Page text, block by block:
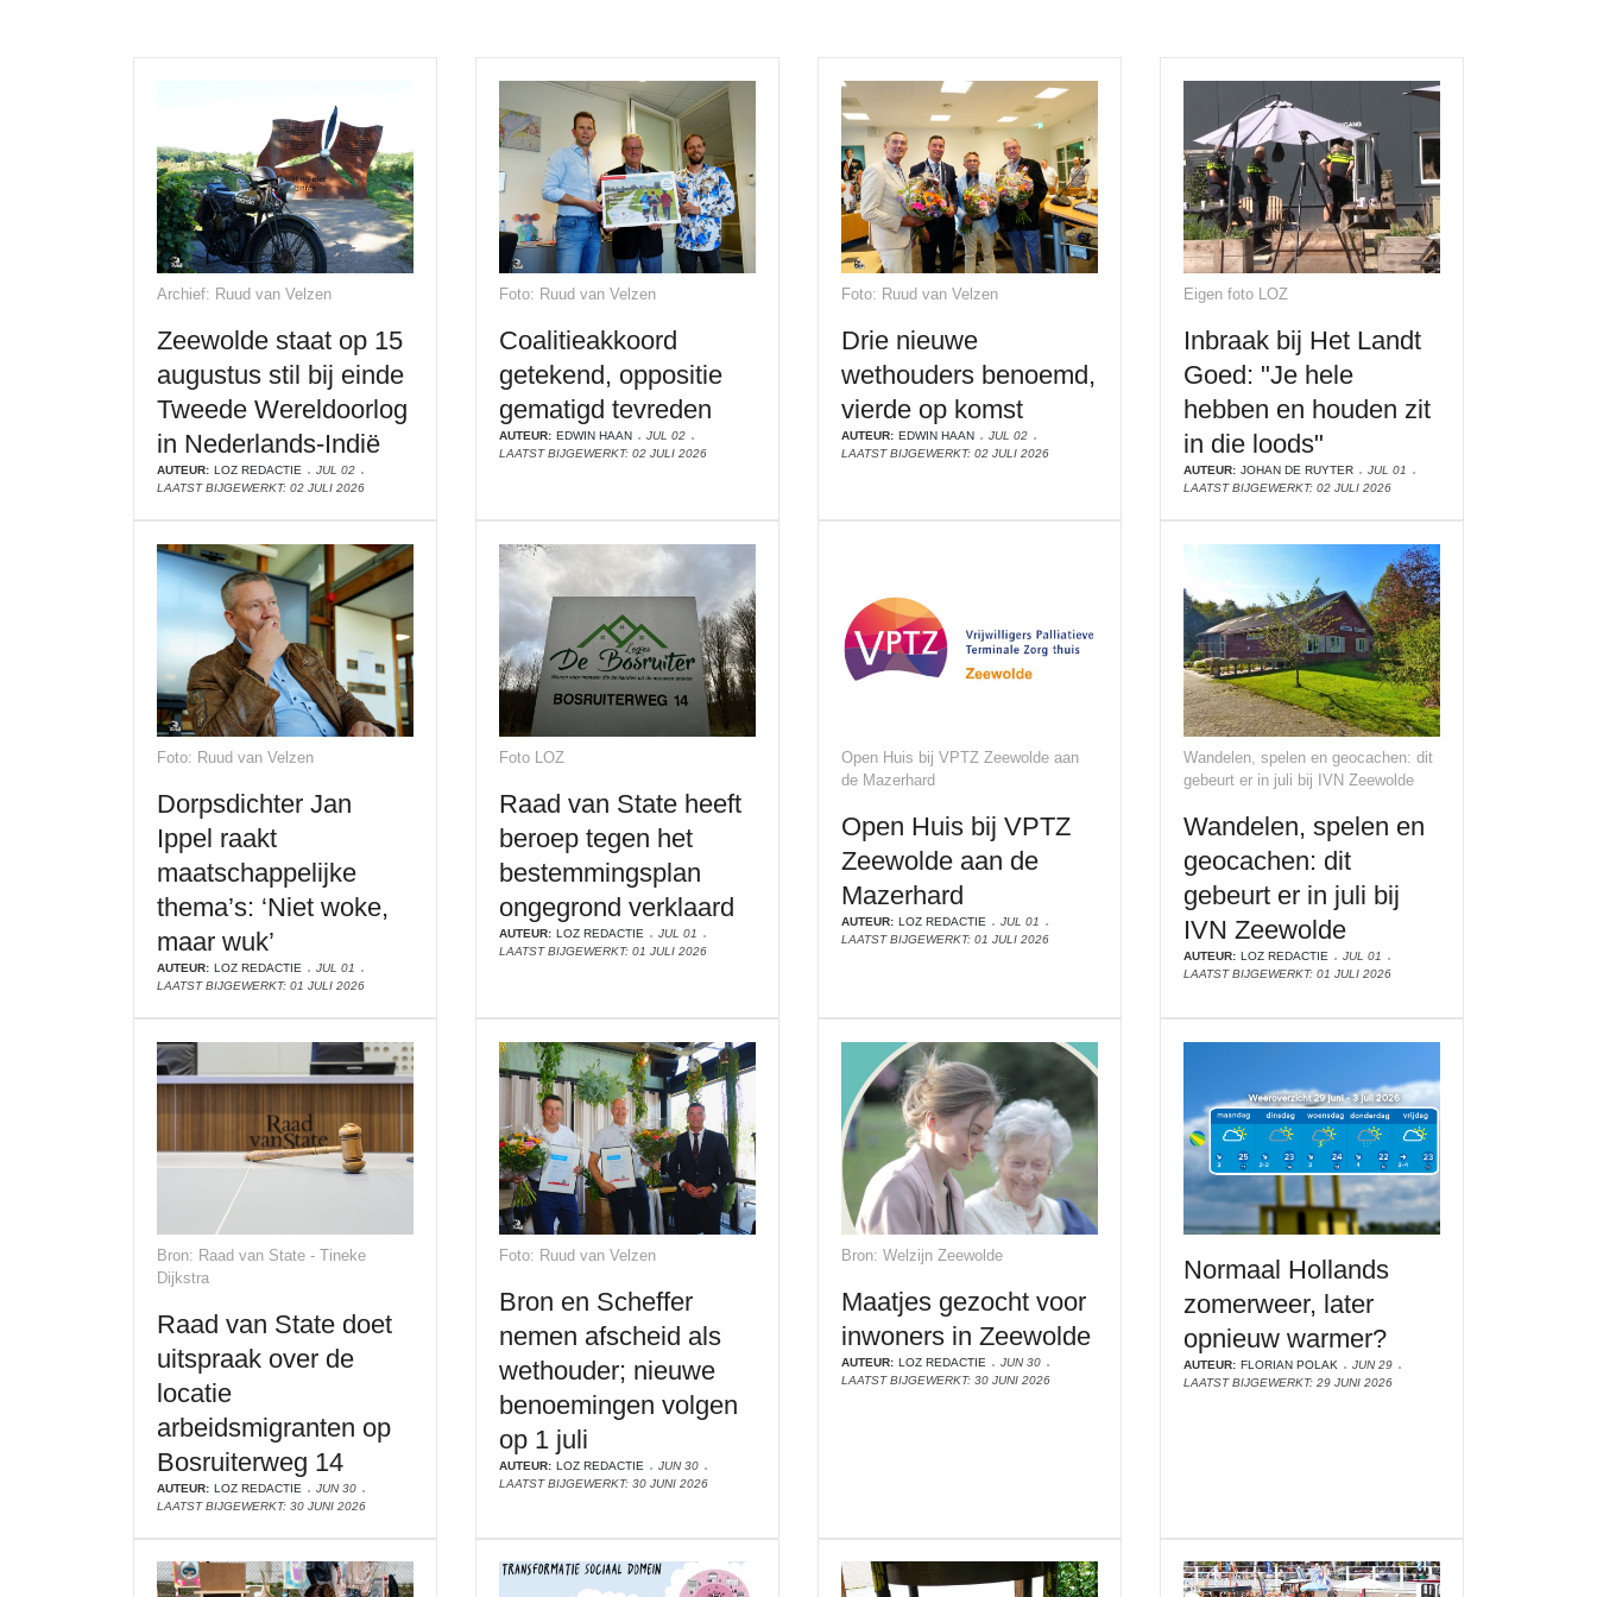
Archief: Ruud van Velzen
Zeewolde staat op 15
augustus stil bij einde
Tweede Wereldoorlog
in Nederlands-Indië
AUTEUR: LOZ REDACTIE
JUL 02
LAATST BIJGEWERKT: 02 JULI 2026
Foto: Ruud van Velzen
Coalitieakkoord
getekend, oppositie
gematigd tevreden
AUTEUR: EDWIN HAAN
JUL 02
LAATST BIJGEWERKT: 02 JULI 2026
Foto: Ruud van Velzen
Drie nieuwe
wethouders benoemd,
vierde op komst
AUTEUR: EDWIN HAAN
JUL 02
LAATST BIJGEWERKT: 02 JULI 2026
Eigen foto LOZ
Inbraak bij Het Landt
Goed: "Je hele
hebben en houden zit
in die loods"
AUTEUR: JOHAN DE RUYTER
JUL 01
LAATST BIJGEWERKT: 02 JULI 2026
Foto: Ruud van Velzen
Dorpsdichter Jan
Ippel raakt
maatschappelijke
thema’s: ‘Niet woke,
maar wuk’
AUTEUR: LOZ REDACTIE
JUL 01
LAATST BIJGEWERKT: 01 JULI 2026
Foto LOZ
Raad van State heeft
beroep tegen het
bestemmingsplan
ongegrond verklaard
AUTEUR: LOZ REDACTIE
JUL 01
LAATST BIJGEWERKT: 01 JULI 2026
Open Huis bij VPTZ Zeewolde aan
de Mazerhard
Open Huis bij VPTZ
Zeewolde aan de
Mazerhard
AUTEUR: LOZ REDACTIE
JUL 01
LAATST BIJGEWERKT: 01 JULI 2026
Wandelen, spelen en geocachen: dit
gebeurt er in juli bij IVN Zeewolde
Wandelen, spelen en
geocachen: dit
gebeurt er in juli bij
IVN Zeewolde
AUTEUR: LOZ REDACTIE
JUL 01
LAATST BIJGEWERKT: 01 JULI 2026
Bron: Raad van State - Tineke
Dijkstra
Raad van State doet
uitspraak over de
locatie
arbeidsmigranten op
Bosruiterweg 14
AUTEUR: LOZ REDACTIE
JUN 30
LAATST BIJGEWERKT: 30 JUNI 2026
Foto: Ruud van Velzen
Bron en Scheffer
nemen afscheid als
wethouder; nieuwe
benoemingen volgen
op 1 juli
AUTEUR: LOZ REDACTIE
JUN 30
LAATST BIJGEWERKT: 30 JUNI 2026
Bron: Welzijn Zeewolde
Maatjes gezocht voor
inwoners in Zeewolde
AUTEUR: LOZ REDACTIE
JUN 30
LAATST BIJGEWERKT: 30 JUNI 2026
Normaal Hollands
zomerweer, later
opnieuw warmer?
AUTEUR: FLORIAN POLAK
JUN 29
LAATST BIJGEWERKT: 29 JUNI 2026